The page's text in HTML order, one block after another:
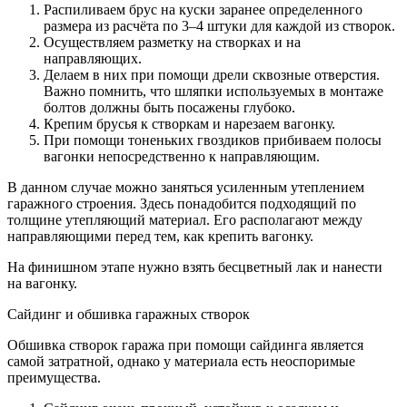
Распиливаем брус на куски заранее определенного
размера из расчёта по 3–4 штуки для каждой из створок.
Осуществляем разметку на створках и на
направляющих.
Делаем в них при помощи дрели сквозные отверстия.
Важно помнить, что шляпки используемых в монтаже
болтов должны быть посажены глубоко.
Крепим брусья к створкам и нарезаем вагонку.
При помощи тоненьких гвоздиков прибиваем полосы
вагонки непосредственно к направляющим.
В данном случае можно заняться усиленным утеплением
гаражного строения. Здесь понадобится подходящий по
толщине утепляющий материал. Его располагают между
направляющими перед тем, как крепить вагонку.
На финишном этапе нужно взять бесцветный лак и нанести
на вагонку.
Сайдинг и обшивка гаражных створок
Обшивка створок гаража при помощи сайдинга является
самой затратной, однако у материала есть неоспоримые
преимущества.